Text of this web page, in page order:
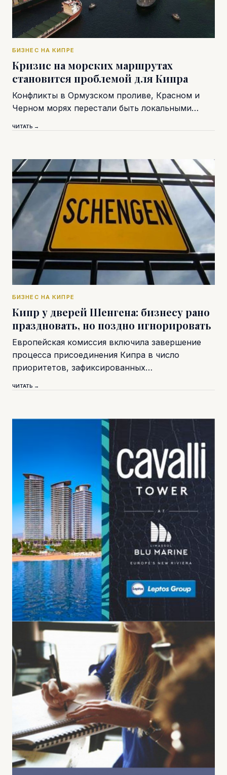
БИЗНЕС НА КИПРЕ
Кризис на морских маршрутах
становится проблемой для Кипра
Конфликты в Ормузском проливе, Красном и
Черном морях перестали быть локальными…
ЧИТАТЬ →
БИЗНЕС НА КИПРЕ
Кипр у дверей Шенгена: бизнесу рано
праздновать, но поздно игнорировать
Европейская комиссия включила завершение
процесса присоединения Кипра в число
приоритетов, зафиксированных…
ЧИТАТЬ →